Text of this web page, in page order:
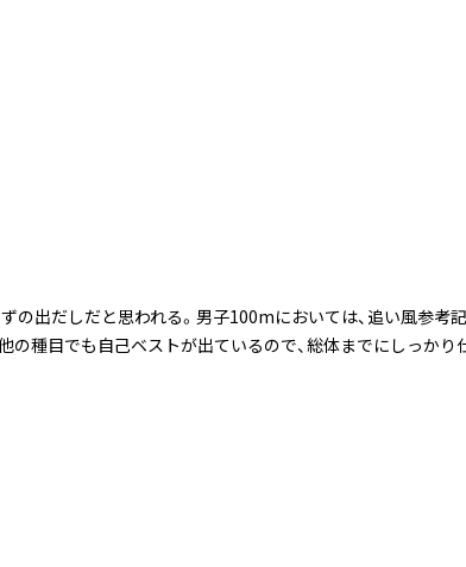
の出だしだと思われる。男子100mにおいては、追い風参考
種目でも自己ベストが出ているので、総体までにしっかり